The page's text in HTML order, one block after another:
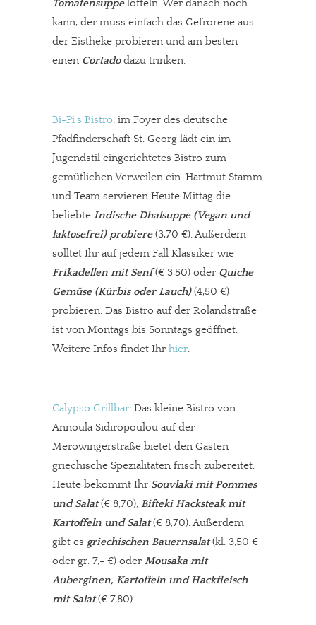
Tomatensuppelöffeln. Wer danach noch
kann, der muss einfach das Gefrorene aus
der Eistheke probieren und am besten
einen Cortadodazu trinken.
Bi-Pi´s Bistro: im Foyer des deutsche
Pfadfinderschaft St. Georg lädt ein im
Jugendstil eingerichtetes Bistro zum
gemütlichen Verweilen ein. Hartmut Stamm
und Team servieren Heute Mittag die
beliebte Indische Dhalsuppe(Vegan und
laktosefrei) probiere(3,70 €). Außerdem
solltet Ihr auf jedem Fall Klassiker wie
Frikadellen mit Senf(€ 3,50) oder Quiche
Gemüse (Kürbis oder Lauch)(4,50 €)
probieren. Das Bistro auf der Rolandstraße
ist von Montags bis Sonntags geöffnet.
Weitere Infos findet Ihr hier.
Calypso Grillbar: Das kleine Bistro von
Annoula Sidiropoulou auf der
Merowingerstraße bietet den Gästen
griechische Spezialitäten frisch zubereitet.
Heute bekommt Ihr Souvlaki mit Pommes
und Salat(€ 8,70), Bifteki Hacksteak mit
Kartoffeln und Salat(€ 8,70). Außerdem
gibt es griechischen Bauernsalat(kl. 3,50 €
oder gr. 7,- €) oder Mousaka mit
Auberginen, Kartoffeln und Hackfleisch
mit Salat(€ 7,80).